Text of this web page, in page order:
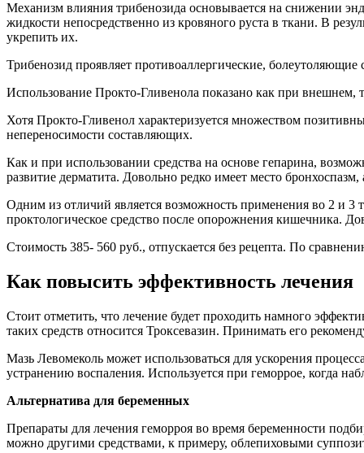
Механизм влияния трибенозида основывается на снижении
жидкости непосредственно из кровяного руста в ткани. В
укрепить их.
Трибенозид проявляет противоаллергические,
Использование Прокто-Гливенола показано как при внешнем,
Хотя Прокто-Гливенол характеризуется множеством
непереносимости составляющих.
Как и при использовании средства на основе гепарина,
развитие дерматита. Довольно редко имеет место
Одним из отличий является возможность применения во 2 и 3
проктологическое средство после опорожнения кишечника.
Стоимость 385- 560 руб., отпускается без рецепта. По
Как повысить эффективность лечения
Стоит отметить, что лечение будет проходить намного
таких средств относится Троксевазин. Принимать его
Мазь Левомеколь может использоваться для ускорения
устранению воспаления. Используется при геморрое, когда
Альтернатива для беременных
Препараты для лечения геморроя во время беременности
можно другими средствами, к примеру, облепиховыми